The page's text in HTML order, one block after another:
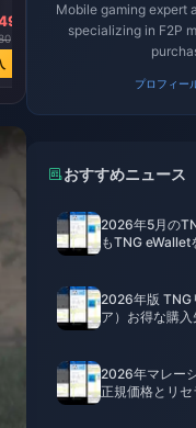
￥ 51399.47
￥ 11430848.68
Mobile gaming expert
specializing in F2P
プロフィー
おすすめニュース
2026年5月の
もTNG
2026年版 TNG
ア）お得な購
2026年マレー
正規価格とリセ